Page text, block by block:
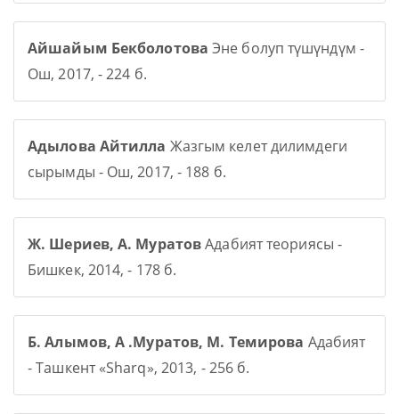
Айшайым Бекболотова Эне болуп түшүндүм -
Ош, 2017, - 224 б.
Адылова Айтилла Жазгым келет дилимдеги
сырымды - Ош, 2017, - 188 б.
Ж. Шериев, А. МуратовАдабият теориясы -
Бишкек, 2014, - 178 б.
Б. Алымов, А .Муратов, М. Темирова Адабият
- Ташкент «Sharq», 2013, - 256 б.